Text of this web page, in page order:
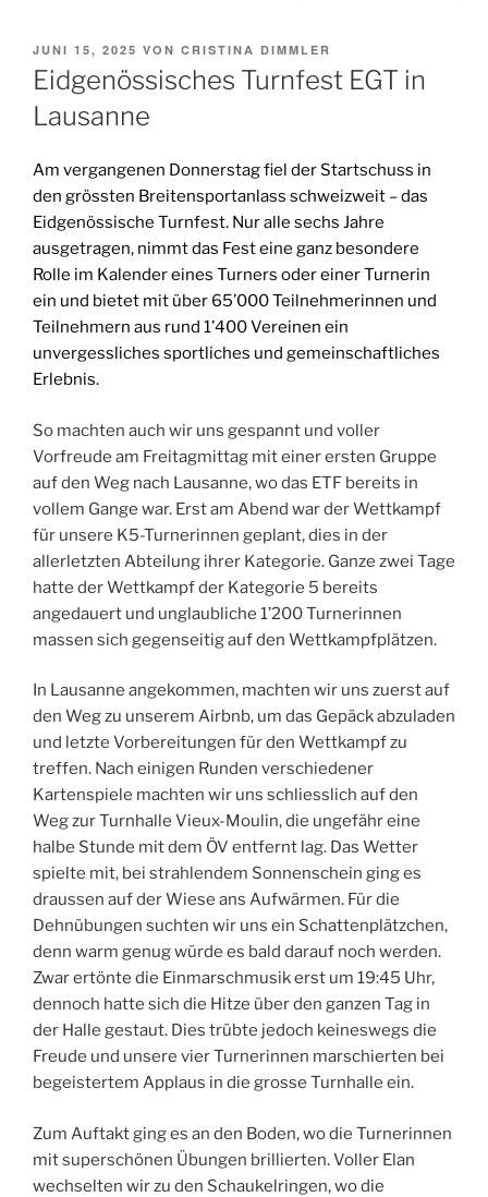
VERÖFFENTLICHT
AM
JUNI 15, 2025 VON CRISTINA DIMMLER
Eidgenössisches Turnfest EGT in
Lausanne
Am vergangenen Donnerstag fiel der Startschuss in
den grössten Breitensportanlass schweizweit – das
Eidgenössische Turnfest. Nur alle sechs Jahre
ausgetragen, nimmt das Fest eine ganz besondere
Rolle im Kalender eines Turners oder einer Turnerin
ein und bietet mit über 65’000 Teilnehmerinnen und
Teilnehmern aus rund 1’400 Vereinen ein
unvergessliches sportliches und gemeinschaftliches
Erlebnis.
So machten auch wir uns gespannt und voller
Vorfreude am Freitagmittag mit einer ersten Gruppe
auf den Weg nach Lausanne, wo das ETF bereits in
vollem Gange war. Erst am Abend war der Wettkampf
für unsere K5-Turnerinnen geplant, dies in der
allerletzten Abteilung ihrer Kategorie. Ganze zwei Tage
hatte der Wettkampf der Kategorie 5 bereits
angedauert und unglaubliche 1’200 Turnerinnen
massen sich gegenseitig auf den Wettkampfplätzen.
In Lausanne angekommen, machten wir uns zuerst auf
den Weg zu unserem Airbnb, um das Gepäck abzuladen
und letzte Vorbereitungen für den Wettkampf zu
treffen. Nach einigen Runden verschiedener
Kartenspiele machten wir uns schliesslich auf den
Weg zur Turnhalle Vieux-Moulin, die ungefähr eine
halbe Stunde mit dem ÖV entfernt lag. Das Wetter
spielte mit, bei strahlendem Sonnenschein ging es
draussen auf der Wiese ans Aufwärmen. Für die
Dehnübungen suchten wir uns ein Schattenplätzchen,
denn warm genug würde es bald darauf noch werden.
Zwar ertönte die Einmarschmusik erst um 19:45 Uhr,
dennoch hatte sich die Hitze über den ganzen Tag in
der Halle gestaut. Dies trübte jedoch keineswegs die
Freude und unsere vier Turnerinnen marschierten bei
begeistertem Applaus in die grosse Turnhalle ein.
Zum Auftakt ging es an den Boden, wo die Turnerinnen
mit superschönen Übungen brillierten. Voller Elan
wechselten wir zu den Schaukelringen, wo die